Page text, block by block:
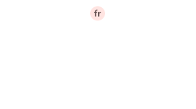
fr